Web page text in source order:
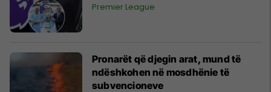
Premier League
Pronarët që djegin arat, mund të
ndëshkohen në mosdhënie të
subvencioneve